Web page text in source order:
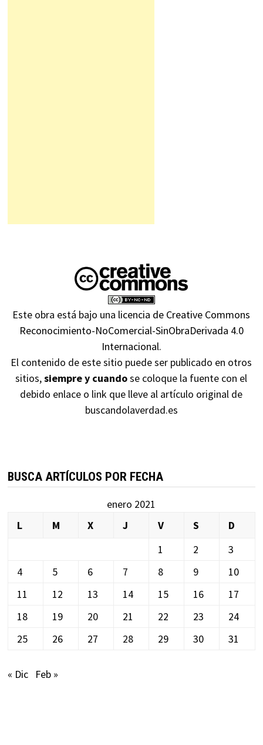
Este obra está bajo una licencia de Creative Commons
Reconocimiento-NoComercial-SinObraDerivada 4.0
Internacional.
El contenido de este sitio puede ser publicado en otros
sitios,siempre y cuandose coloque la fuente con el
debido enlace o link que lleve al artículo original de
buscandolaverdad.es
BUSCA ARTÍCULOS POR FECHA
enero 2021
L
M X J V S
D
1
2
3
4
5 6 7 8 9
10
11
12 13 14 15 16
17
18
19 20 21 22 23
24
25
26 27 28 29 30 31
« Dic Feb »